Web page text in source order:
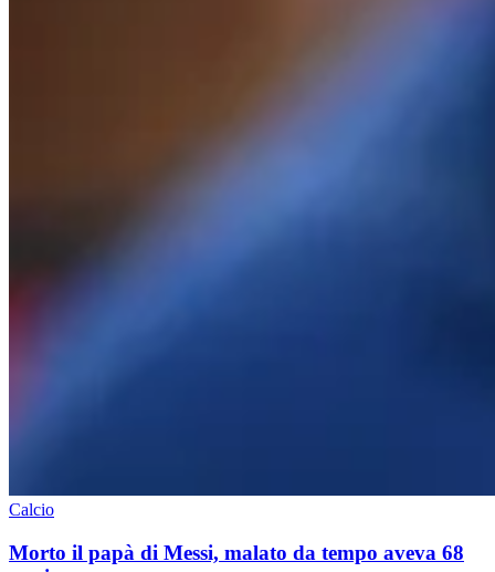
Calcio
Morto il papà di Messi, malato da tempo aveva 68